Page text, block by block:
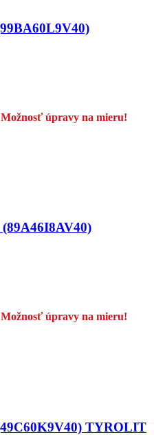
úpravy na mieru!
úpravy na mieru!
TYROLIT